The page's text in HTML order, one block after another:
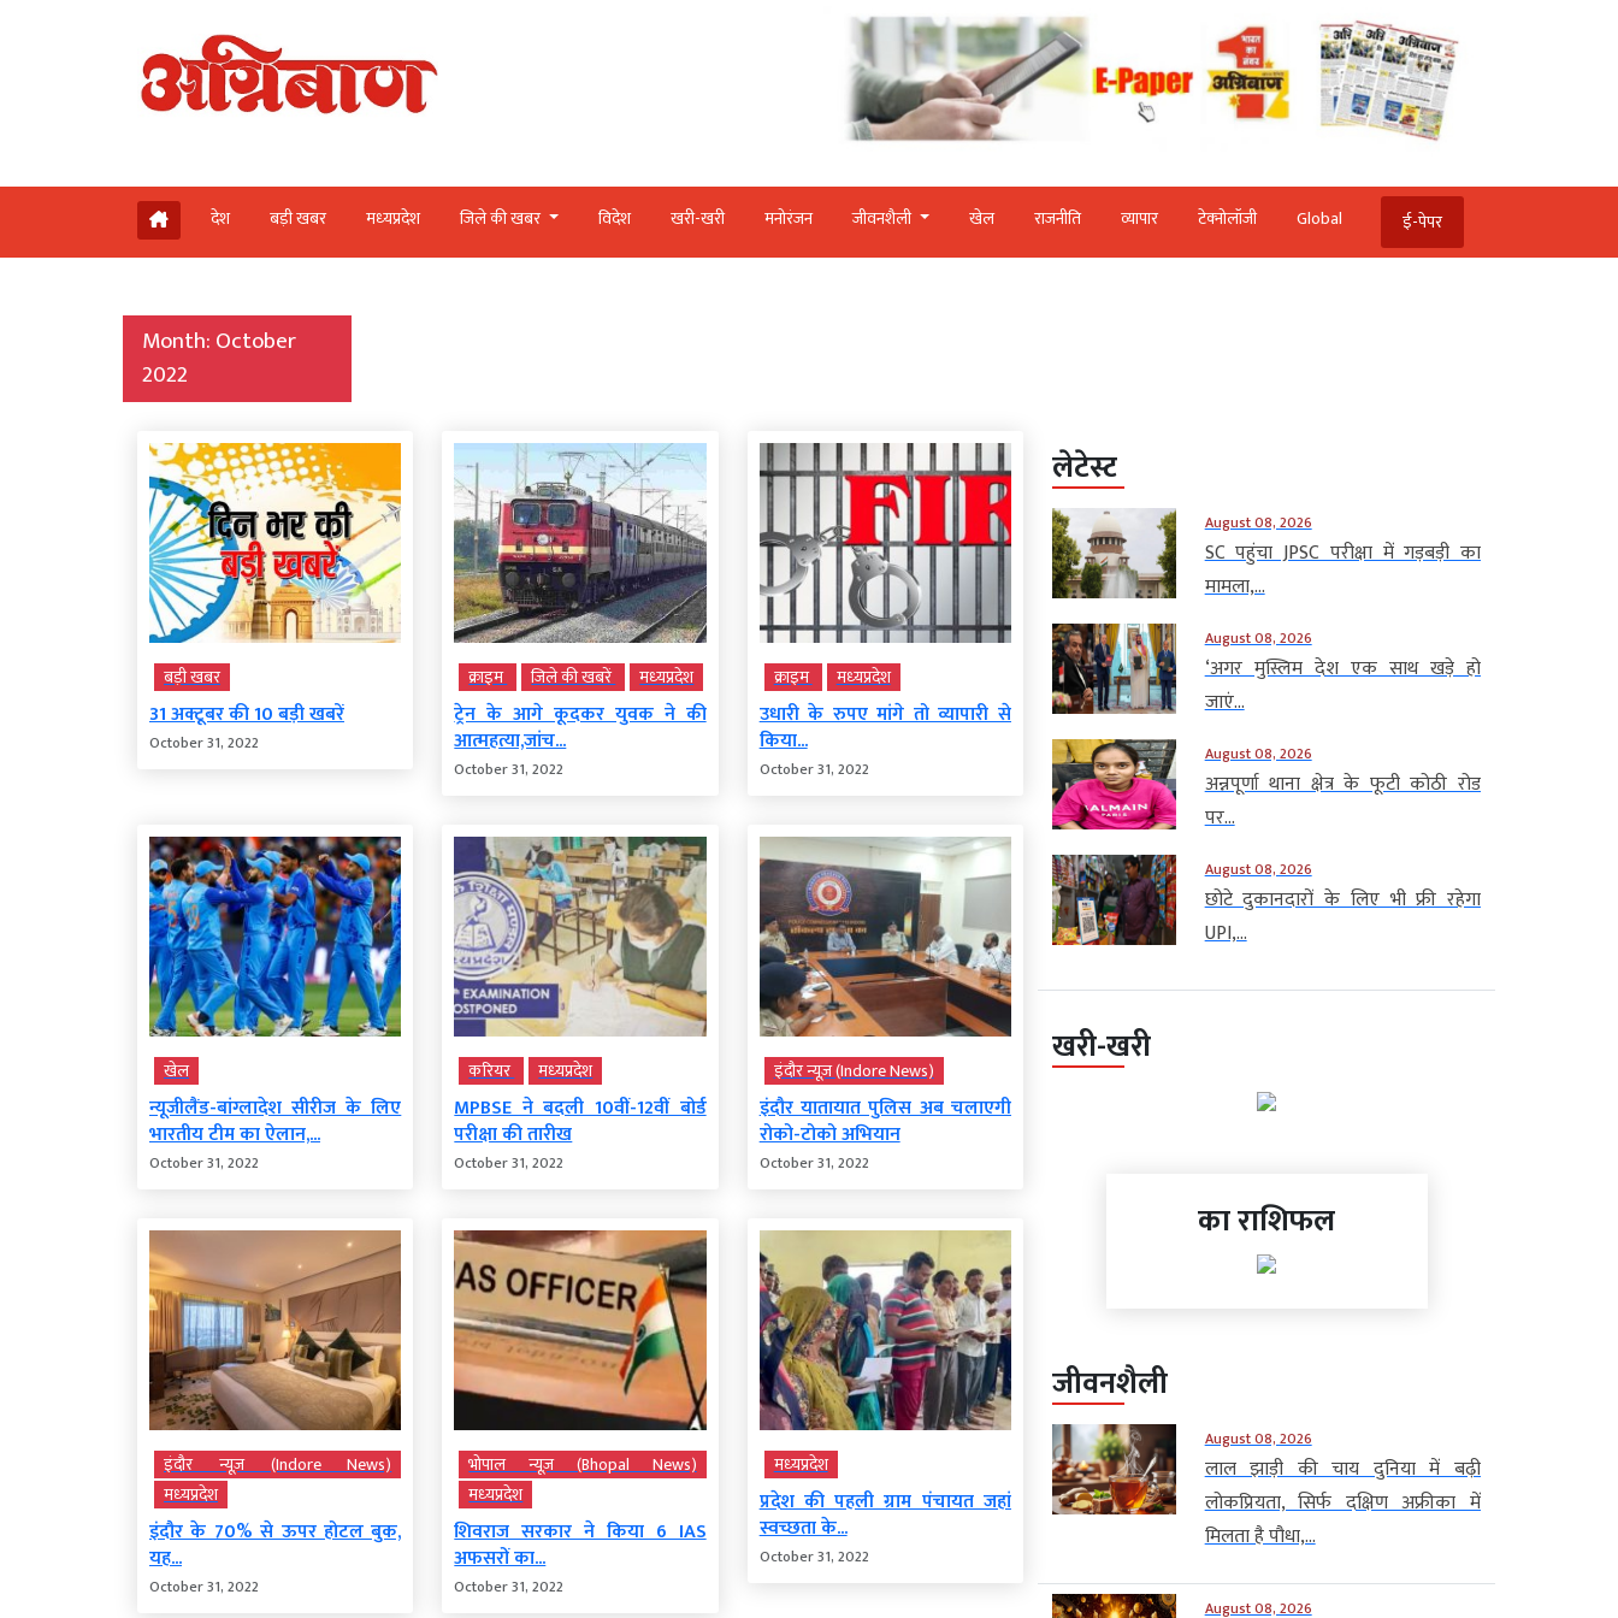
देश बड़ी खबर मध्‍यप्रदेश जिले की खबर विदेश खरी-खरी मनोरंजन जीवनशैली खेल राजनीति व्‍यापार टेक्‍नोलॉजी Global ई-पेपर
Month:October
2022
बड़ी खबर
31 अक्टूबर की 10 बड़ी खबरें
October 31, 2022
क्राइम जिले की खबरें मध्‍यप्रदेश
ट्रेन के आगे कूदकर युवक ने की
आत्महत्या,जांच...
October 31, 2022
क्राइम मध्‍यप्रदेश
उधारी के रुपए मांगे तो व्यापारी से
किया...
October 31, 2022
खेल
न्यूजीलैंड-बांग्लादेश सीरीज के लिए
भारतीय टीम का ऐलान,...
October 31, 2022
करियर मध्‍यप्रदेश
MPBSE ने बदली 10वीं-12वीं बोर्ड
परीक्षा की तारीख
October 31, 2022
इंदौर न्यूज़ (Indore News)
इंदौर यातायात पुलिस अब चलाएगी
रोको-टोको अभियान
October 31, 2022
इंदौर न्यूज़ (Indore News)
मध्‍यप्रदेश
इंदौर के 70% से ऊपर होटल बुक,
यह...
October 31, 2022
भोपाल न्यूज़ (Bhopal News)
मध्‍यप्रदेश
शिवराज सरकार ने किया 6 IAS
अफसरों का...
October 31, 2022
मध्‍यप्रदेश
प्रदेश की पहली ग्राम पंचायत जहां
स्वच्छता के...
October 31, 2022
लेटेस्ट
August 08, 2026
SC पहुंचा JPSC परीक्षा में गड़बड़ी का
मामला,...
August 08, 2026
‘अगर मुस्लिम देश एक साथ खड़े हो
जाएं...
August 08, 2026
अन्नपूर्णा थाना क्षेत्र के फूटी कोठी रोड
पर...
August 08, 2026
छोटे दुकानदारों के लिए भी फ्री रहेगा
UPI,...
खरी-खरी
का राशिफल
जीवनशैली
August 08, 2026
लाल झाड़ी की चाय दुनिया में बढ़ी
लोकप्रियता, सिर्फ दक्षिण अफ्रीका में
मिलता है पौधा,...
August 08, 2026